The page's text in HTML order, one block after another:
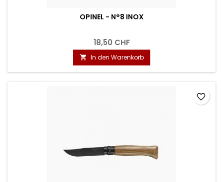
OPINEL - N°8 INOX
18,50 CHF
 In den Warenkorb
favorite_border